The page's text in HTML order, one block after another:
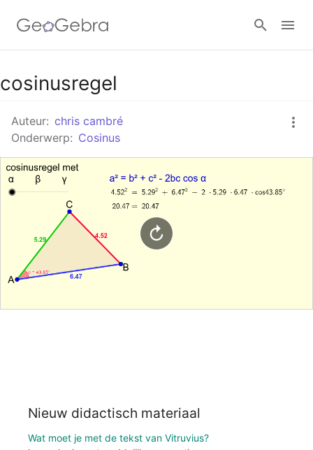
Google Classroom
GeoGebra Klaslokaal
Aanmelden
cosinusregel
Auteur: chris cambré
Onderwerp: Cosinus
Nieuw didactisch materiaal
Wat moet je met de tekst van Vitruvius?